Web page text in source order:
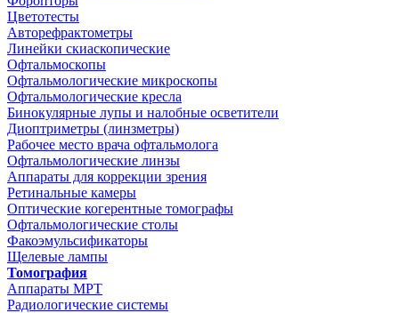
Цветотесты
Авторефрактометры
Линейки скиаскопические
Офтальмоскопы
Офтальмологические микроскопы
Офтальмологические кресла
Бинокулярные лупы и налобные осветители
Диоптриметры (линзметры)
Рабочее место врача офтальмолога
Офтальмологические линзы
Аппараты для коррекции зрения
Ретинальные камеры
Оптические когерентные томографы
Офтальмологические столы
Факоэмульсификаторы
Щелевые лампы
Томография
Аппараты МРТ
Радиологические системы